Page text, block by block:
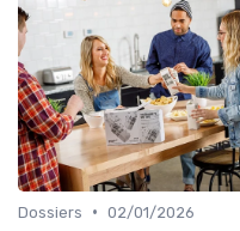
Dossiers • 02/01/2026